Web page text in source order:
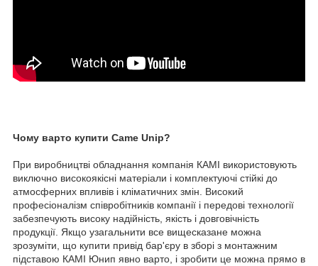
Чому варто купити Came Unip?
При виробництві обладнання компанія КАМІ використовують
виключно високоякісні матеріали і комплектуючі стійкі до
атмосферних впливів і кліматичних змін. Високий
професіоналізм співробітників компанії і передові технології
забезпечують високу надійність, якість і довговічність
продукції. Якщо узагальнити все вищесказане можна
зрозуміти, що купити привід бар'єру в зборі з монтажним
підставою КАМІ Юнип явно варто, і зробити це можна прямо в